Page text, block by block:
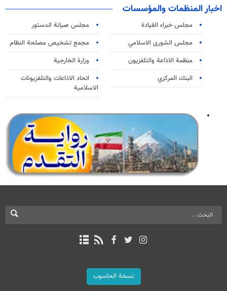
اخبار المنظمات والمؤسسات
مجلس خبراء القيادة
مجلس صيانة الدستور
مجلس الشورى الاسلامي
مجمع تشخيص مصلحة النظام
منظمة الاذاعة والتلفزیون
وزارة الخارجية
البنك المركزي
اتحاد الاذاعات والتلفزيونات
الاسلامية
نسخة الحاسوب